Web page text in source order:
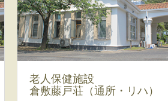
老人保健施設
倉敷藤戸荘（通所・リハ）